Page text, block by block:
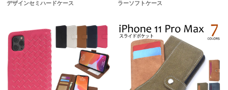
デザインセミハードケース
ラーソフトケース